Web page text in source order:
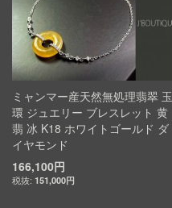
ミャンマー産天然無処理翡翠 玉
環 ジュエリー ブレスレット 黄
翡 冰 K18 ホワイトゴールド ダ
イヤモンド
166,100円
151,000円